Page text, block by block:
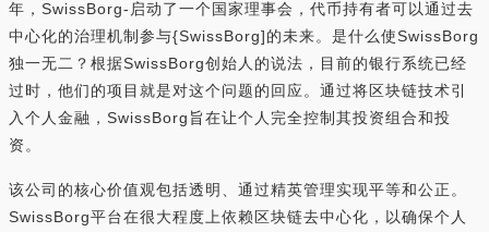
年，SwissBorg-启动了一个国家理事会，代币持有者可以通过去
中心化的治理机制参与{SwissBorg]的未来。是什么使SwissBorg
独一无二？根据SwissBorg创始人的说法，目前的银行系统已经
过时，他们的项目就是对这个问题的回应。通过将区块链技术引
入个人金融，SwissBorg旨在让个人完全控制其投资组合和投
资。
该公司的核心价值观包括透明、通过精英管理实现平等和公正。
SwissBorg平台在很大程度上依赖区块链去中心化，以确保个人